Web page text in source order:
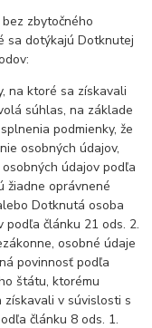
zbytočného
sa dotýkajú Dotknutej
na ktoré sa získavali
súhlas, na základe
podmienky, že
osobných údajov,
údajov podľa
žiadne oprávnené
Dotknutá osoba
podľa článku 21 ods. 2.
osobné údaje
povinnosť podľa
štátu, ktorému
v súvislosti s
článku 8 ods. 1.